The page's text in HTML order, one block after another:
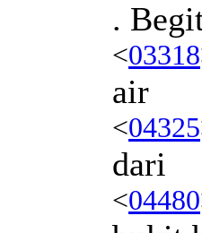
.
<03318
air
<04325
dari
<04480